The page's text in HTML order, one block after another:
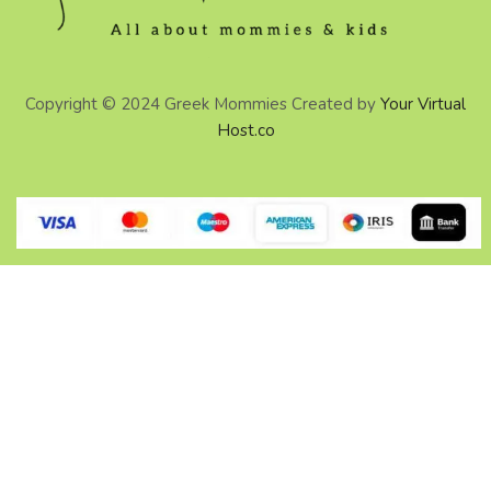
Copyright © 2024 Greek Mommies Created by Your Virtual
Host.co